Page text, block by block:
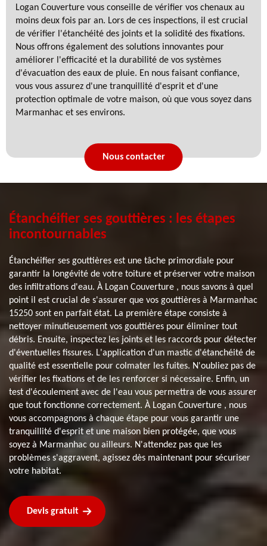
Logan Couverture vous conseille de vérifier vos chenaux au
moins deux fois par an. Lors de ces inspections, il est crucial
de vérifier l'étanchéité des joints et la solidité des fixations.
Nous offrons également des solutions innovantes pour
améliorer l'efficacité et la durabilité de vos systèmes
d'évacuation des eaux de pluie. En nous faisant confiance,
vous vous assurez d'une tranquillité d'esprit et d'une
protection optimale de votre maison, où que vous soyez dans
Marmanhac et ses environs.
Nous contacter
Étanchéifier ses gouttières : les étapes
incontournables
Étanchéifier ses gouttières est une tâche primordiale pour
garantir la longévité de votre toiture et préserver votre maison
des infiltrations d'eau. À Logan Couverture , nous savons à quel
point il est crucial de s'assurer que vos gouttières à Marmanhac
15250 sont en parfait état. La première étape consiste à
nettoyer minutieusement vos gouttières pour éliminer tout
débris. Ensuite, inspectez les joints et les raccords pour détecter
d'éventuelles fissures. L'application d'un mastic d'étanchéité de
qualité est essentielle pour colmater les fuites. N'oubliez pas de
vérifier les fixations et de les renforcer si nécessaire. Enfin, un
test d'écoulement avec de l'eau vous permettra de vous assurer
que tout fonctionne correctement. À Logan Couverture , nous
vous accompagnons à chaque étape pour vous garantir une
tranquillité d'esprit et une maison bien protégée, que vous
soyez à Marmanhac ou ailleurs. N'attendez pas que les
problèmes s'aggravent, agissez dès maintenant pour sécuriser
votre habitat.
Devis gratuit